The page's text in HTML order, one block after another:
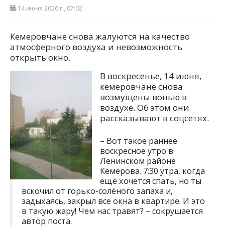
14 июня 2026 г., 07:02
Кемеровчане снова жалуются на качество
атмосферного воздуха и невозможность
открыть окно.
В воскресенье, 14 июня,
кемеровчане снова
возмущены вонью в
воздухе. Об этом они
рассказывают в соцсетях.
– Вот такое раннее
воскресное утро в
Ленинском районе
Кемерова. 7:30 утра, когда
ещё хочется спать, но ты
вскочил от горько-солёного запаха и,
задыхаясь, закрыл все окна в квартире. И это
в такую жару! Чем нас травят? – сокрушается
автор поста.